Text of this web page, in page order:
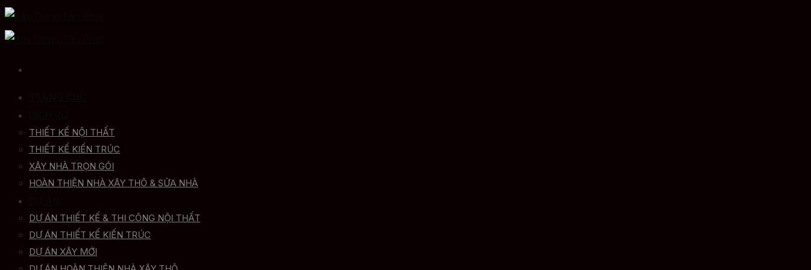
Skip
to
THIẾT KẾ NỘI THẤT
THIẾT KẾ KIẾN TRÚC
XÂY NHÀ TRỌN GÓI
HOÀN THIỆN NHÀ XÂY THÔ & SỬA NHÀ
DỰ ÁN THIẾT KẾ & THI CÔNG NỘI THẤT
DỰ ÁN THIẾT KẾ KIẾN TRÚC
DỰ ÁN XÂY MỚI